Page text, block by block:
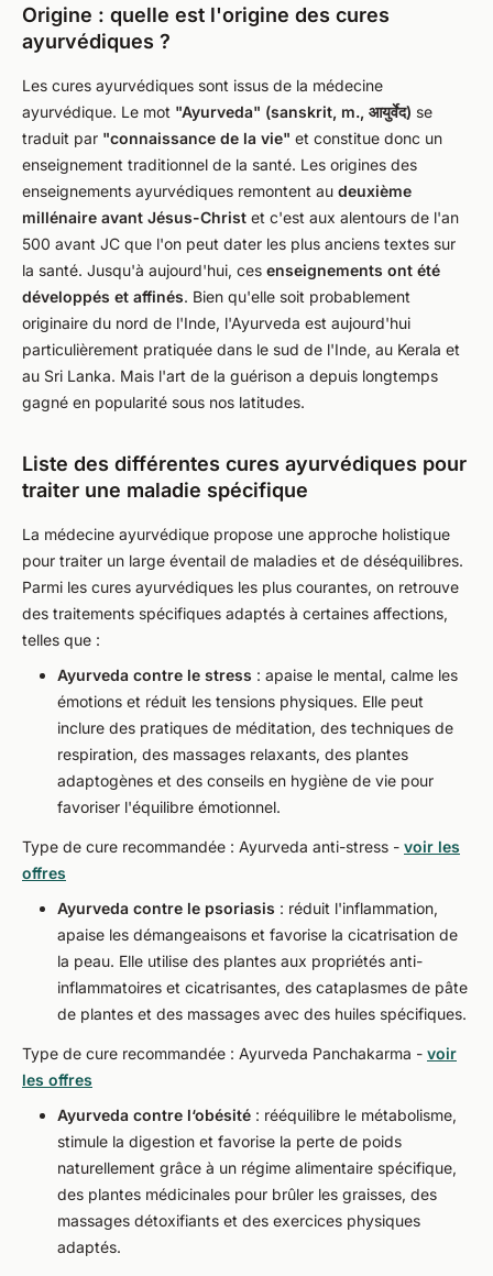
Origine : quelle est l'origine des cures
ayurvédiques ?
Les cures ayurvédiques sont issus de la médecine
ayurvédique. Le mot "Ayurveda" (sanskrit, m., आयुर्वेद) se
traduit par "connaissance de la vie" et constitue donc un
enseignement traditionnel de la santé. Les origines des
enseignements ayurvédiques remontent au deuxième
millénaire avant Jésus-Christ et c'est aux alentours de l'an
500 avant JC que l'on peut dater les plus anciens textes sur
la santé. Jusqu'à aujourd'hui, ces enseignements ont été
développés et affinés. Bien qu'elle soit probablement
originaire du nord de l'Inde, l'Ayurveda est aujourd'hui
particulièrement pratiquée dans le sud de l'Inde, au Kerala et
au Sri Lanka. Mais l'art de la guérison a depuis longtemps
gagné en popularité sous nos latitudes.
Liste des différentes cures ayurvédiques pour
traiter une maladie spécifique
La médecine ayurvédique propose une approche holistique
pour traiter un large éventail de maladies et de déséquilibres.
Parmi les cures ayurvédiques les plus courantes, on retrouve
des traitements spécifiques adaptés à certaines affections,
telles que :
Ayurveda contre le stress : apaise le mental, calme les
émotions et réduit les tensions physiques. Elle peut
inclure des pratiques de méditation, des techniques de
respiration, des massages relaxants, des plantes
adaptogènes et des conseils en hygiène de vie pour
favoriser l'équilibre émotionnel.
Type de cure recommandée : Ayurveda anti-stress - voir les
offres
Ayurveda contre le psoriasis : réduit l'inflammation,
apaise les démangeaisons et favorise la cicatrisation de
la peau. Elle utilise des plantes aux propriétés anti-
inflammatoires et cicatrisantes, des cataplasmes de pâte
de plantes et des massages avec des huiles spécifiques.
Type de cure recommandée : Ayurveda Panchakarma - voir
les offres
Ayurveda contre l‘obésité : rééquilibre le métabolisme,
stimule la digestion et favorise la perte de poids
naturellement grâce à un régime alimentaire spécifique,
des plantes médicinales pour brûler les graisses, des
massages détoxifiants et des exercices physiques
adaptés.